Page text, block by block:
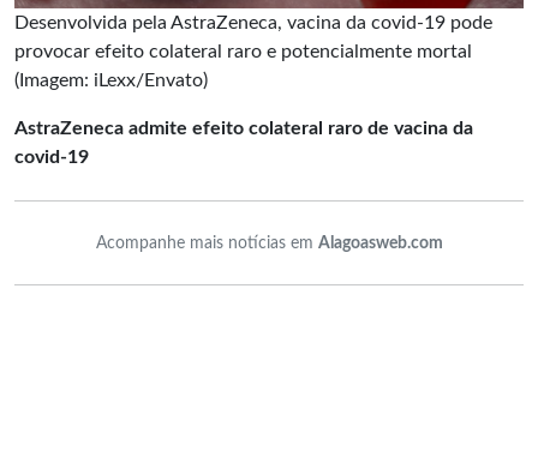
Desenvolvida pela AstraZeneca, vacina da covid-19 pode
provocar efeito colateral raro e potencialmente mortal
(Imagem: iLexx/Envato)
AstraZeneca admite efeito colateral raro de vacina da
covid-19
Acompanhe mais notícias em Alagoasweb.com